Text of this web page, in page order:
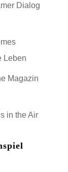
Dialog
Leben
Magazin
in the Air